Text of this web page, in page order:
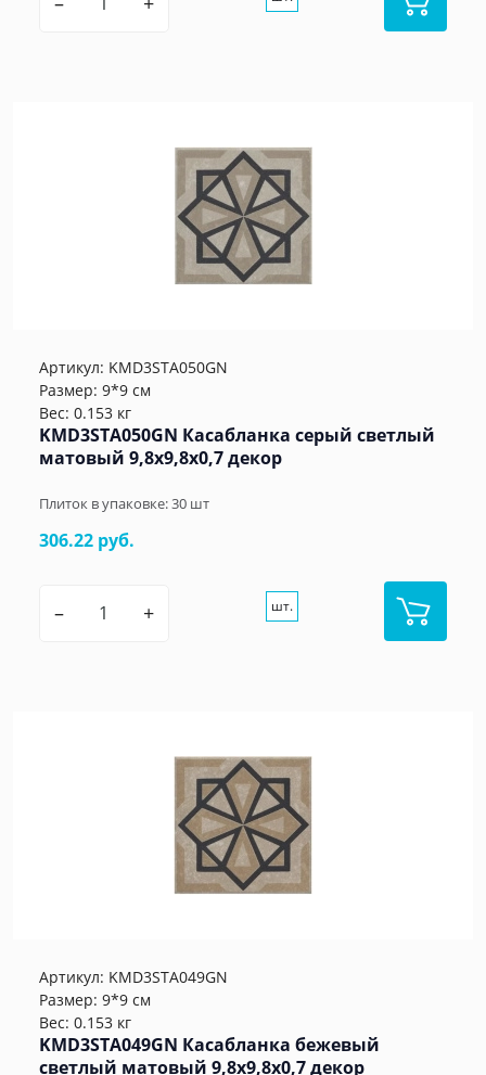
Артикул: KMD3STA050GN
Размер: 9*9 см
Вес: 0.153 кг
KMD3STA050GN Касабланка серый светлый
матовый 9,8x9,8x0,7 декор
Плиток в упаковке:30 шт
306.22 руб.
– + шт.
Артикул: KMD3STA049GN
Размер: 9*9 см
Вес: 0.153 кг
KMD3STA049GN Касабланка бежевый
светлый матовый 9,8x9,8x0,7 декор